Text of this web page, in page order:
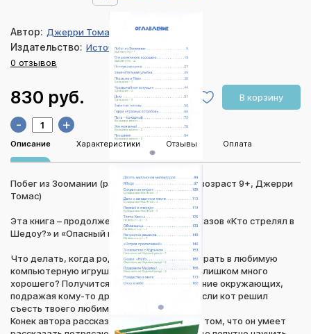
Автор: Джерри Томас
Издательство: Источник жизни
0 отзывов
830 руб. В корзину
- +
Описание Характеристики Отзывы Оплата
Побег из Зоомании (рассказы для детей, возраст 9+, Джерри
Томас)
Эта книга – продолжение сборников рассказов «Кто стрелял в
Шедоу?» и «Опасный прыжок».
Что делать, когда родители не дают поиграть в любимую
компьютерную игрушку? Может ли быть слишком много
хорошего? Получится ли завоевать внимание окружающих,
подражая кому-то другому? И как быть, если кот решил
съесть твоего любимого попугая?
Конек автора рассказов Джерри Томаса в том, что он умеет